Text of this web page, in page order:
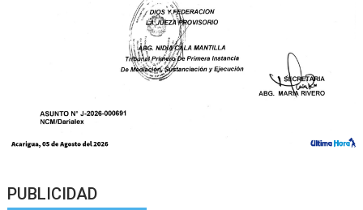
PUBLICIDAD